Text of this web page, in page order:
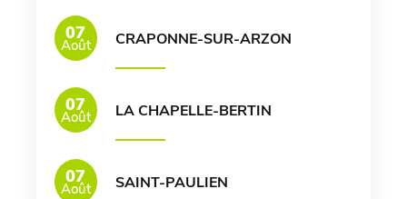
07
Août CRAPONNE-SUR-ARZON
07
Août LA CHAPELLE-BERTIN
07
Août SAINT-PAULIEN